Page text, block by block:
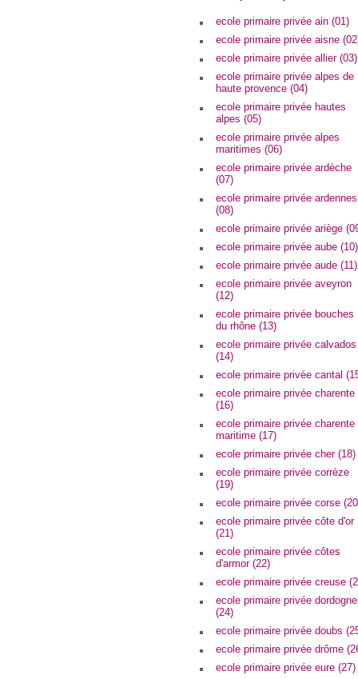
ecole primaire privée ain (01)
ecole primaire privée aisne
ecole primaire privée allier (03)
ecole primaire privée alpes de
haute provence (04)
ecole primaire privée hautes
alpes (05)
ecole primaire privée alpes
maritimes (06)
ecole primaire privée ardèche
(07)
ecole primaire privée ardennes
(08)
ecole primaire privée ariège
ecole primaire privée aube (10)
ecole primaire privée aude (11)
ecole primaire privée aveyron
(12)
ecole primaire privée bouches
du rhône (13)
ecole primaire privée calvados
(14)
ecole primaire privée cantal
ecole primaire privée charente
(16)
ecole primaire privée charente
maritime (17)
ecole primaire privée cher (18)
ecole primaire privée corrèze
(19)
ecole primaire privée corse
ecole primaire privée côte d'or
(21)
ecole primaire privée côtes
d'armor (22)
ecole primaire privée creuse
ecole primaire privée dordogne
(24)
ecole primaire privée doubs
ecole primaire privée drôme
ecole primaire privée eure (27)